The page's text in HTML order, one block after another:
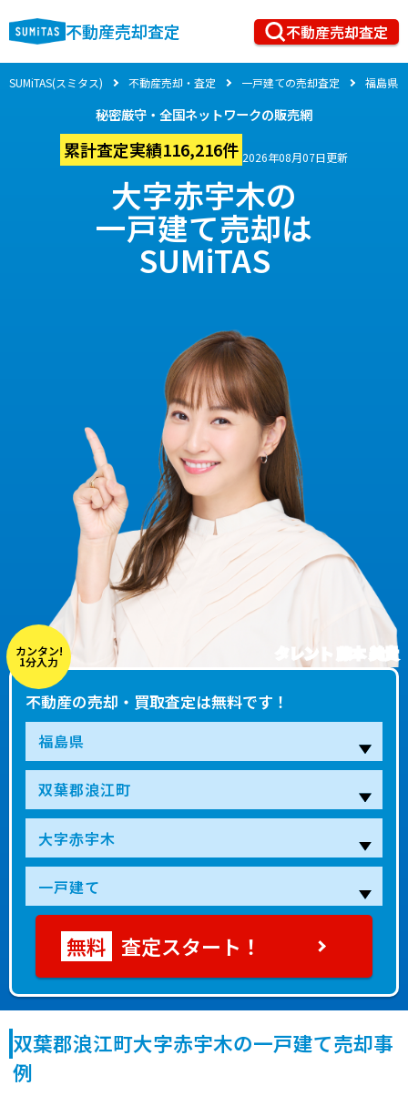
不動産売却査定 不動産売却査定
SUMiTAS(スミタス) 不動産売却・査定 一戸建ての売却査定 福島県
秘密厳守・全国ネットワークの販売網
累計査定実績116,216件 2026年08月07日更新
大字赤宇木の
一戸建て売却は
SUMiTAS
タレント 藤本 美貴
カンタン!
1分入力
不動産の売却・買取査定は無料です！
査定スタート！
双葉郡浪江町大字赤宇木の一戸建て売却事
例